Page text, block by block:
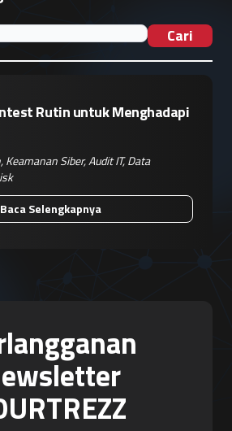
Cari
Rutin untuk Menghadapi
,Keamanan Siber,Audit IT,Data
Baca Selengkapnya